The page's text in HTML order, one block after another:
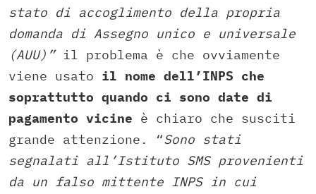
stato di accoglimento della propria
domanda di Assegno unico e universale
(AUU)” il problema è che ovviamente
viene usato il nome dell’INPS che
soprattutto quando ci sono date di
pagamento vicine è chiaro che susciti
grande attenzione. “Sono stati
segnalati all’Istituto SMS provenienti
da un falso mittente INPS in cui